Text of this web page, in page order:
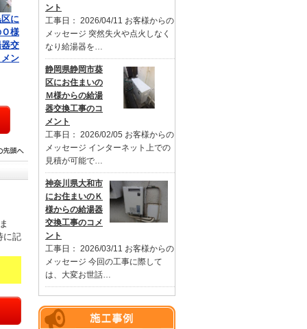
ント
工事日： 2026/04/11 お客様からの
メッセージ 突然失火や点火しなく
なり給湯器を…
静岡県静岡市葵
区にお住まいの
Ｍ様からの給湯
器交換工事のコ
メント
工事日： 2026/02/05 お客様からの
メッセージ インターネット上での
見積が可能で…
神奈川県大和市
にお住まいのＫ
様からの給湯器
交換工事のコメ
ント
工事日： 2026/03/11 お客様からの
メッセージ 今回の工事に際して
は、大変お世話…
に
様
交
ン
に記